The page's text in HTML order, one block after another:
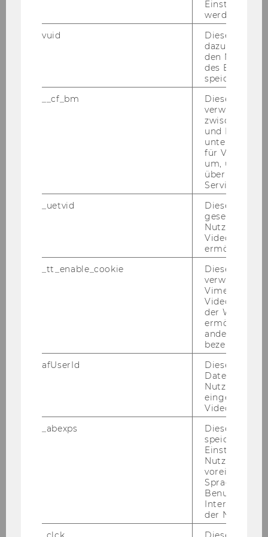
dau­er von sechs Jah­ren vor­sieht. Be­wer­
ber/innen, die be­reits als Er­satz­kräf­te an der
WU be­schäf­tigt sind, kön­nen daher nur mehr
für die auf sechs Jahre feh­len­de Zeit ein­ge­stellt
wer­den. Die Wie­der­be­stel­lung von Per­so­nen,
die be­reits eine Stel­le als Uni­ver­si­täts­as­sis­
tent/in prae doc inne hat­ten, ist le­dig­lich auf
eine Stel­le eines Uni­ver­si­täts­as­sis­ten­ten post
doc/einer Uni­ver­si­täts­as­sis­ten­tin post doc im
Re­cher­che­tä­tig­kei­ten, Un­ter­stüt­zung in der
Lehre und bei schrift­li­chen Prü­fun­gen, Über­
nah­me von or­ga­ni­sa­to­ri­schen Auf­ga­ben
Not­wen­di­ge Kennt­nis­se und Qua­li­fi­ka­tio­nen:
ab­ge­schlos­se­nes Master-​ bzw. Di­plom­stu­di­um
Er­wünsch­te Kennt­nis­se und Qua­li­fi­ka­tio­nen:
über­durch­schnitt­li­cher Stu­di­en­erfolg va im
Zivil-​ und Un­ter­neh­mens­recht, Dis­ser­ta­ti­ons­
vor­ha­ben, In­ter­es­se am wis­sen­schaft­li­chen Ar­
bei­ten, Fremd­spra­chen­kennt­nis­se; Er­fah­rung
Kenn­zahl: 2110
Bitte be­wer­ben Sie sich auf un­se­rer Home­page
Ende der Be­wer­bungs­frist: 3. Ok­to­ber 2012
Mitteilungsblatt vom 12. September 2012, 50.
Wirtschaftsuniversität Wien die Erhöhung des
werden.
vuid
Dieser
dazu
den
des
speichern.
__cf_bm
Dieses
verwendet,
zwischen
und Bots zu
für Vimeo
um, um
über die
Service zu
_uetvid
Dieses
gesetzt, um
Nutzung des
Videoplayers
ermöglichen
_tt_enable_cookie
Dieses
verwendet,
Vimeo-
der WU-
ermöglichen
andere nicht
bezeichnete
afUserId
Dieses
Daten von
Videos
_abexps
Dieses Cookie
speichert
Nutzer*in, zB.
Sprache,
der Nutzer*in